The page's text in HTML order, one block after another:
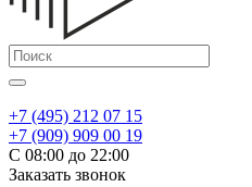
+7 (495) 212 07 15
+7 (909) 909 00 19
С 08:00 до 22:00
Заказать звонок